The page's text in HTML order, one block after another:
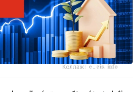
Коллаж: e-cis.info